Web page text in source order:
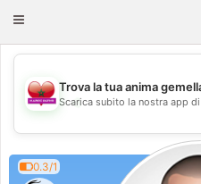
Toggle
💖
💕
Trova la tua anima
Scarica subito la nostra app
0.3/1